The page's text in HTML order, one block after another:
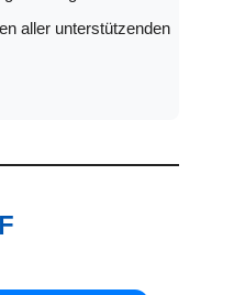
aller unterstützenden